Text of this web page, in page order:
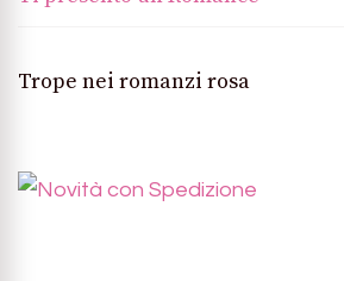
Trope nei romanzi rosa